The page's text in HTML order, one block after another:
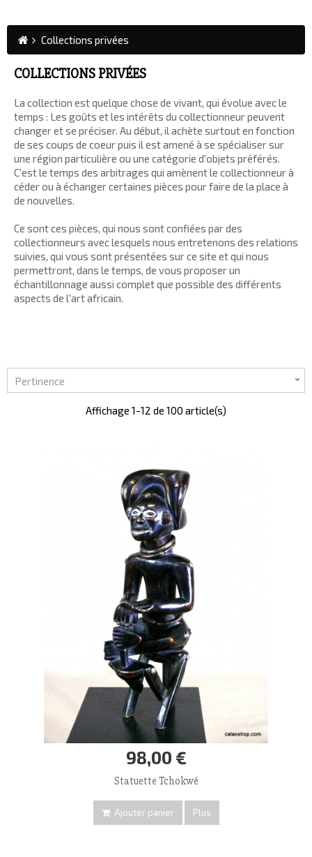
Collections privées
COLLECTIONS PRIVÉES
La collection est quelque chose de vivant, qui évolue avec le
temps : Les goûts et les intérêts du collectionneur peuvent
changer et se préciser. Au début, il achète surtout en fonction
de ses coups de coeur puis il est amené à se spécialiser sur
une région particulière ou une catégorie d'objets préférés.
C'est le temps des arbitrages qui amènent le collectionneur à
céder ou à échanger certaines pièces pour faire de la place à
de nouvelles.
Ce sont ces pièces, qui nous sont confiées par des
collectionneurs avec lesquels nous entretenons des relations
suivies, qui vous sont présentées sur ce site et qui nous
permettront, dans le temps, de vous proposer un
échantillonnage aussi complet que possible des différents
aspects de l'art africain.
Pertinence 
Affichage 1-12 de 100 article(s)
98,00 €
Statuette Tchokwé
Ajouter panier Plus